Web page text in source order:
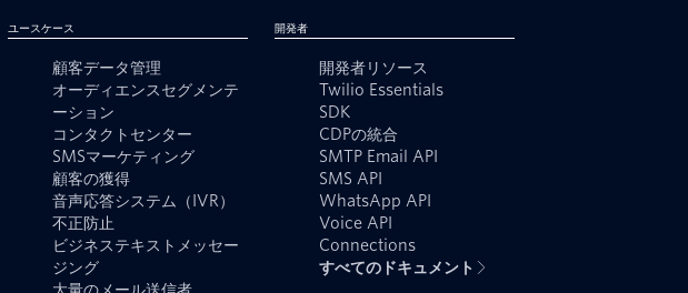
ユースケース
顧客データ管理
オーディエンスセグメンテ
ーション
コンタクトセンター
SMSマーケティング
顧客の獲得
音声応答システム（IVR）
不正防止
ビジネステキストメッセー
ジング
開発者
開発者リソース
Twilio Essentials
SDK
CDPの統合
SMTP Email API
SMS API
WhatsApp API
Voice API
Connections
すべてのドキュメント